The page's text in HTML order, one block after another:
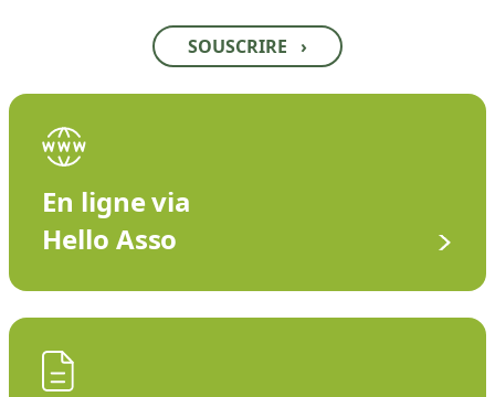
SOUSCRIRE ›
En ligne via
Hello Asso